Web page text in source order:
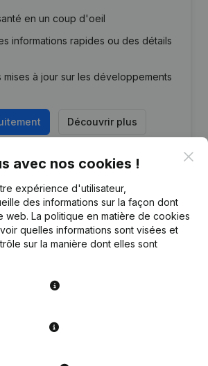
en un coup d'oeil
informations rapides ou des détails
à jour sur les développements
Découvrir plus
Publication
avec nos cookies !
expérience d'utilisateur,
des informations sur la façon dont
web. La politique en matière de cookies
quelles informations sont visées et
sur la manière dont elles sont